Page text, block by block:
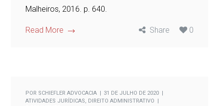
Malheiros, 2016. p. 640.
Read More Share 0
POR SCHIEFLER ADVOCACIA
31 DE JULHO DE 2020
ATIVIDADES JURÍDICAS, DIREITO ADMINISTRATIVO